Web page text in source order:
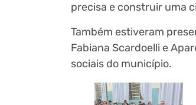
precisa e construir uma
Também estiveram
Fabiana Scardoelli e
sociais do município.